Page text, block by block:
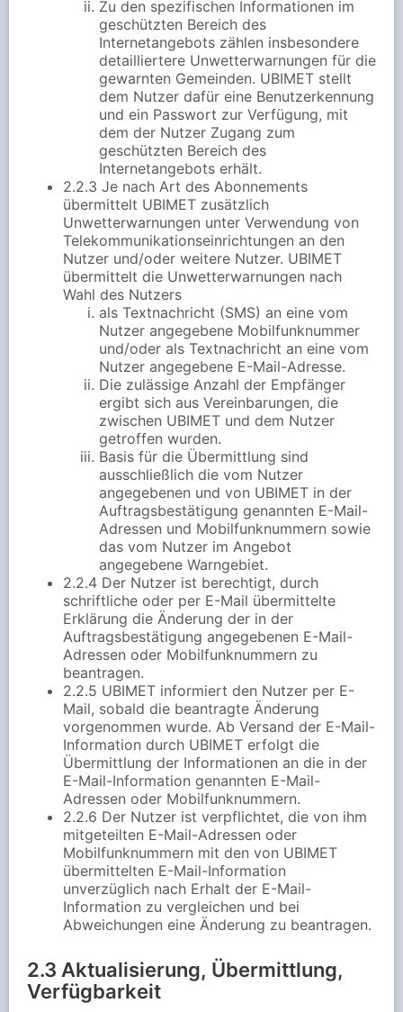
Zu den spezifischen Informationen im
geschützten Bereich des
Internetangebots zählen insbesondere
detailliertere Unwetterwarnungen für die
gewarnten Gemeinden. UBIMET stellt
dem Nutzer dafür eine Benutzerkennung
und ein Passwort zur Verfügung, mit
dem der Nutzer Zugang zum
geschützten Bereich des
Internetangebots erhält.
2.2.3 Je nach Art des Abonnements
übermittelt UBIMET zusätzlich
Unwetterwarnungen unter Verwendung von
Telekommunikationseinrichtungen an den
Nutzer und/oder weitere Nutzer. UBIMET
übermittelt die Unwetterwarnungen nach
Wahl des Nutzers
als Textnachricht (SMS) an eine vom
Nutzer angegebene Mobilfunknummer
und/oder als Textnachricht an eine vom
Nutzer angegebene E-Mail-Adresse.
Die zulässige Anzahl der Empfänger
ergibt sich aus Vereinbarungen, die
zwischen UBIMET und dem Nutzer
getroffen wurden.
Basis für die Übermittlung sind
ausschließlich die vom Nutzer
angegebenen und von UBIMET in der
Auftragsbestätigung genannten E-Mail-
Adressen und Mobilfunknummern sowie
das vom Nutzer im Angebot
angegebene Warngebiet.
2.2.4 Der Nutzer ist berechtigt, durch
schriftliche oder per E-Mail übermittelte
Erklärung die Änderung der in der
Auftragsbestätigung angegebenen E-Mail-
Adressen oder Mobilfunknummern zu
beantragen.
2.2.5 UBIMET informiert den Nutzer per E-
Mail, sobald die beantragte Änderung
vorgenommen wurde. Ab Versand der E-Mail-
Information durch UBIMET erfolgt die
Übermittlung der Informationen an die in der
E-Mail-Information genannten E-Mail-
Adressen oder Mobilfunknummern.
2.2.6 Der Nutzer ist verpflichtet, die von ihm
mitgeteilten E-Mail-Adressen oder
Mobilfunknummern mit den von UBIMET
übermittelten E-Mail-Information
unverzüglich nach Erhalt der E-Mail-
Information zu vergleichen und bei
Abweichungen eine Änderung zu beantragen.
2.3 Aktualisierung, Übermittlung,
Verfügbarkeit